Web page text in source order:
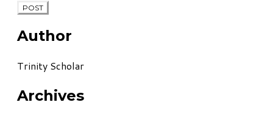
POST
Author
Trinity Scholar
Archives